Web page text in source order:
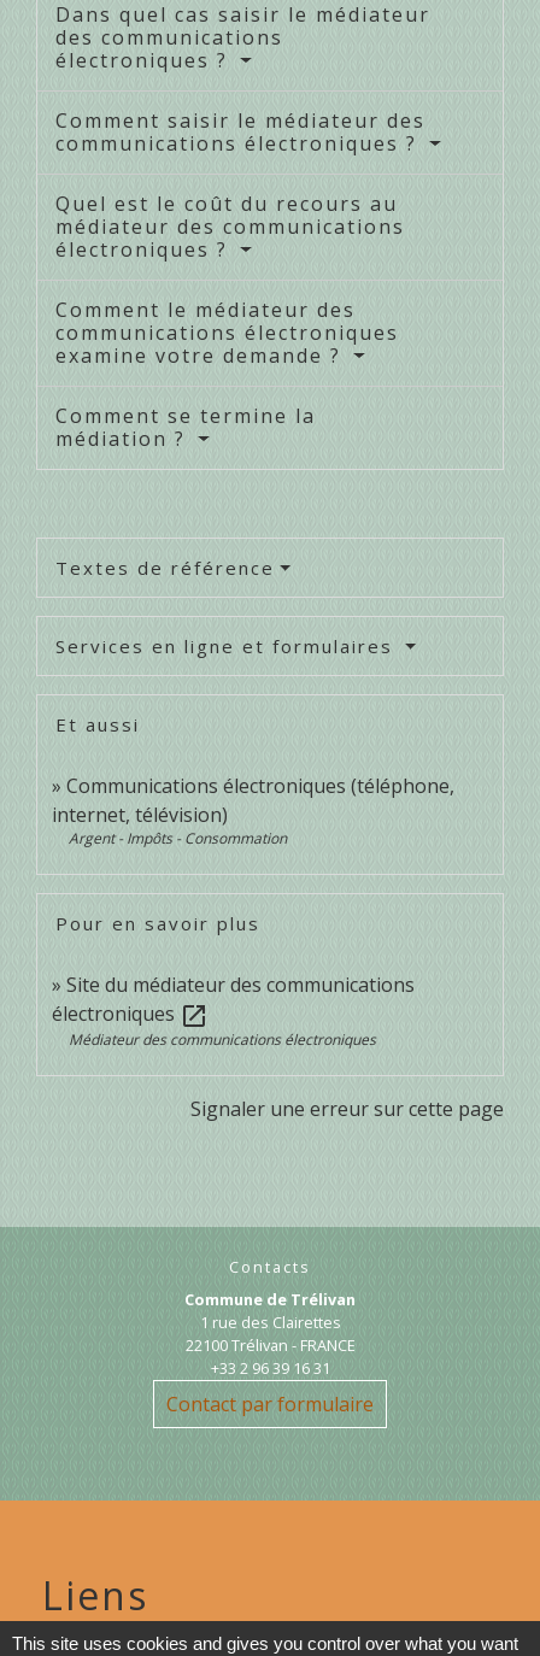
Dans quel cas saisir le médiateur
des communications
électroniques ?
Comment saisir le médiateur des
communications électroniques ?
Quel est le coût du recours au
médiateur des communications
électroniques ?
Comment le médiateur des
communications électroniques
examine votre demande ?
Comment se termine la
médiation ?
Textes de référence
Services en ligne et formulaires
Et aussi
Communications électroniques (téléphone,
internet, télévision)
Argent - Impôts - Consommation
Pour en savoir plus
Site du médiateur des communications
électroniques open_in_new
Médiateur des communications électroniques
Signaler une erreur sur cette page
Contacts
Commune de Trélivan
1 rue des Clairettes
22100 Trélivan - FRANCE
+33 2 96 39 16 31
Contact par formulaire
Liens
This site uses cookies and gives you control over what you want